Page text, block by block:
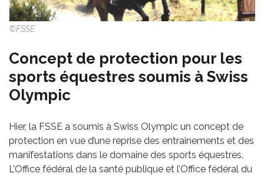
©FSSE
Concept de protection pour les
sports équestres soumis à Swiss
Olympic
Hier, la FSSE a soumis à Swiss Olympic un concept de
protection en vue d’une reprise des entraînements et des
manifestations dans le domaine des sports équestres.
L’Office fédéral de la santé publique et l’Office fédéral du